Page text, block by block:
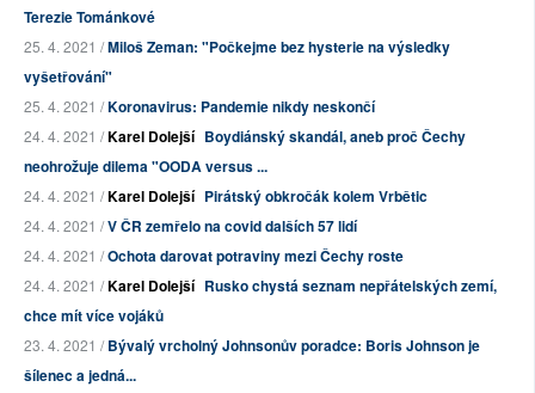
Terezie Tománkové
25. 4. 2021 /Miloš Zeman: "Počkejme bez hysterie na výsledky
vyšetřování"
25. 4. 2021 /Koronavirus: Pandemie nikdy neskončí
24. 4. 2021 /Karel Dolejší Boydiánský skandál, aneb proč Čechy
neohrožuje dilema "OODA versus ...
24. 4. 2021 /Karel Dolejší Pirátský obkročák kolem Vrbětic
24. 4. 2021 /V ČR zemřelo na covid dalších 57 lidí
24. 4. 2021 /Ochota darovat potraviny mezi Čechy roste
24. 4. 2021 /Karel Dolejší Rusko chystá seznam nepřátelských zemí,
chce mít více vojáků
23. 4. 2021 /Bývalý vrcholný Johnsonův poradce: Boris Johnson je
šílenec a jedná...